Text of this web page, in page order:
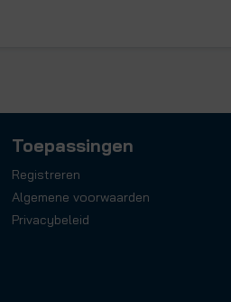
Toepassingen
Registreren
Algemene voorwaarden
Privacybeleid